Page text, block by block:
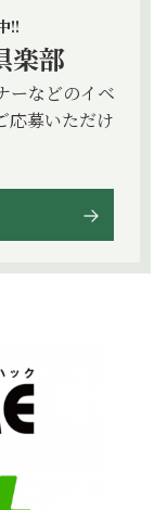
!!
楽部
ーなどのイベ
応募いただけ